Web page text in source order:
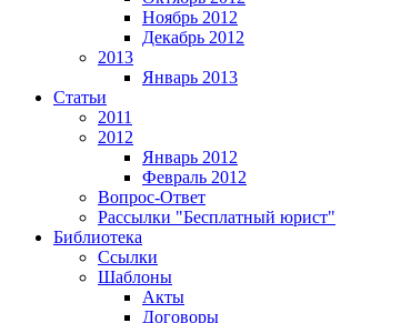
Ноябрь 2012
Декабрь 2012
2013
Январь 2013
Статьи
2011
2012
Январь 2012
Февраль 2012
Вопрос-Ответ
Рассылки "Бесплатный юрист"
Библиотека
Ссылки
Шаблоны
Акты
Договоры